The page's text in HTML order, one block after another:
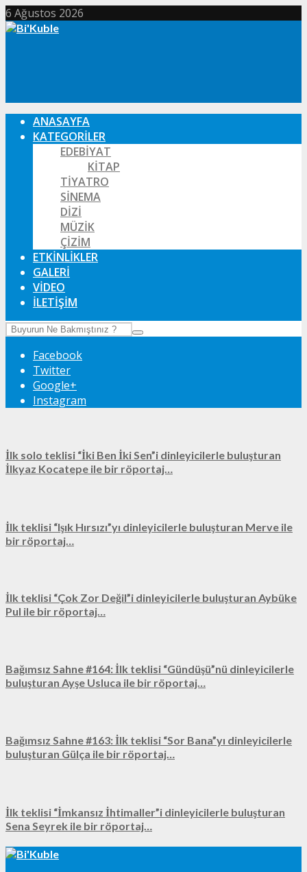
6 Ağustos 2026
ANASAYFA
KATEGORILER
EDEBIYAT
KITAP
TIYATRO
SINEMA
DIZI
MÜZIK
ÇIZIM
ETKINLIKLER
GALERI
VIDEO
İLETIŞIM
Facebook
Twitter
Google+
Instagram
İlk solo teklisi “İki Ben İki Sen”i dinleyicilerle buluşturan
İlkyaz Kocatepe ile bir röportaj…
İlk teklisi “Işık Hırsızı”yı dinleyicilerle buluşturan Merve ile
bir röportaj…
İlk teklisi “Çok Zor Değil”i dinleyicilerle buluşturan Aybüke
Pul ile bir röportaj…
Bağımsız Sahne #164: İlk teklisi “Gündüşü”nü dinleyicilerle
buluşturan Ayşe Usluca ile bir röportaj…
Bağımsız Sahne #163: İlk teklisi “Sor Bana”yı dinleyicilerle
buluşturan Gülça ile bir röportaj…
İlk teklisi “İmkansız İhtimaller”i dinleyicilerle buluşturan
Sena Seyrek ile bir röportaj…